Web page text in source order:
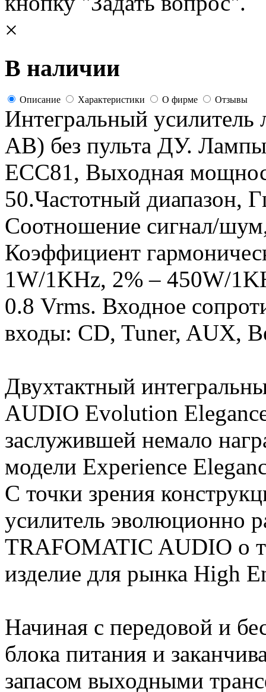
×
В наличии
Описание Характеристики О фирме Отзывы
Интегральный
AВ) без пульта ДУ.
ECC81, Выходная
50.Частотный диапазон,
Соотношение сигнал/
Коэффициент
1W/1KHz, 2% – 450W/
0.8 Vrms. Входное
входы: CD, Tuner, AUX,
Двухтактный
AUDIO Evolution
заслужившей немало
модели Experience
С точки зрения
усилитель эволюционно
TRAFOMATIC AUDIO о
изделие для рынка High
Начиная с передовой и
блока питания и
запасом выходными